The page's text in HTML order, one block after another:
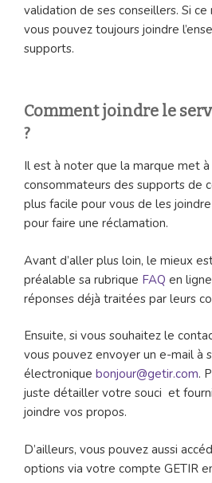
validation de ses conseillers. Si ce
vous pouvez toujours joindre
supports.
Comment joindre le
?
Il est à noter que la marque met
consommateurs des supports de
plus facile pour vous de les
pour faire une réclamation.
Avant d’aller plus loin, le mieux
préalable sa rubrique FAQ en
réponses déjà traitées par leurs
Ensuite, si vous souhaitez le
vous pouvez envoyer un e-mail à
électronique bonjour@getir.com.
juste détailler votre souci et
joindre vos propos.
D’ailleurs, vous pouvez aussi
options via votre compte GETIR